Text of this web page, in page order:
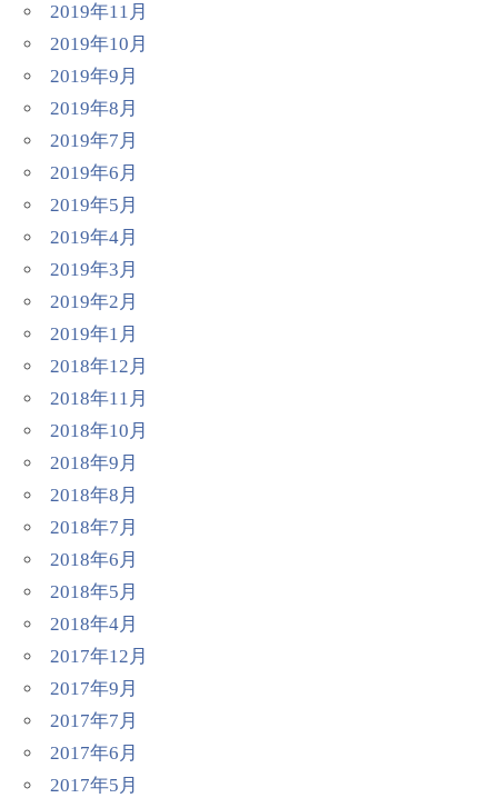
2019年11月
2019年10月
2019年9月
2019年8月
2019年7月
2019年6月
2019年5月
2019年4月
2019年3月
2019年2月
2019年1月
2018年12月
2018年11月
2018年10月
2018年9月
2018年8月
2018年7月
2018年6月
2018年5月
2018年4月
2017年12月
2017年9月
2017年7月
2017年6月
2017年5月